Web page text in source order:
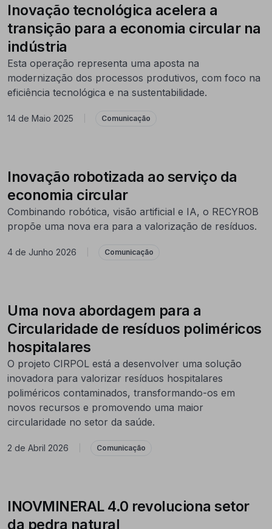
Inovação tecnológica acelera a
transição para a economia circular na
indústria
Esta operação representa uma aposta na
modernização dos processos produtivos, com foco na
eficiência tecnológica e na sustentabilidade.
14 de Maio 2025 Comunicação
Inovação robotizada ao serviço da
economia circular
Combinando robótica, visão artificial e IA, o RECYROB
propõe uma nova era para a valorização de resíduos.
4 de Junho 2026 Comunicação
Uma nova abordagem para a
Circularidade de resíduos poliméricos
hospitalares
O projeto CIRPOL está a desenvolver uma solução
inovadora para valorizar resíduos hospitalares
poliméricos contaminados, transformando-os em
novos recursos e promovendo uma maior
circularidade no setor da saúde.
2 de Abril 2026 Comunicação
INOVMINERAL 4.0 revoluciona setor
da pedra natural